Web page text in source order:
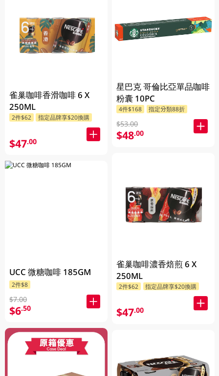
雀巢咖啡香滑咖啡 6 X
250ML
2件$62 指定品牌享$20換購
$47.00
UCC 微糖咖啡 185GM
2件$8
$7.00
$6.50
星巴克 哥倫比亞單品咖啡
粉囊 10PC
4件$168 指定分類88折
$53.00
$48.00
雀巢咖啡濃香焙煎 6 X
250ML
2件$62 指定品牌享$20換購
$47.00